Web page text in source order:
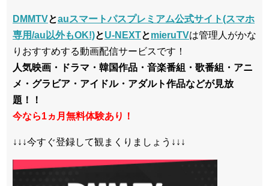
DMMTVとauスマートパスプレミアム公式サイト(スマホ
専用/au以外もOK!)とU-NEXTとmieruTVは管理人がかな
りおすすめする動画配信サービスです！
人気映画・ドラマ・韓国作品・音楽番組・歌番組・アニ
メ・グラビア・アイドル・アダルト作品などが見放
題！！
今なら1ヵ月無料体験あり！
↓↓↓今すぐ登録して観まくりましょう↓↓↓